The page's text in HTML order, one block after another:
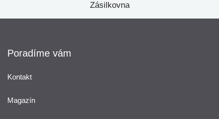
Zásilkovna
Poradíme vám
Kontakt
Magazín